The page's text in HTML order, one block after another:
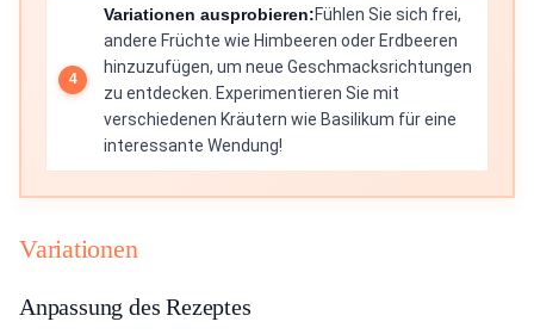
Variationen ausprobieren:Fühlen Sie sich frei,
andere Früchte wie Himbeeren oder Erdbeeren
hinzuzufügen, um neue Geschmacksrichtungen
zu entdecken. Experimentieren Sie mit
verschiedenen Kräutern wie Basilikum für eine
interessante Wendung!
Variationen
Anpassung des Rezeptes